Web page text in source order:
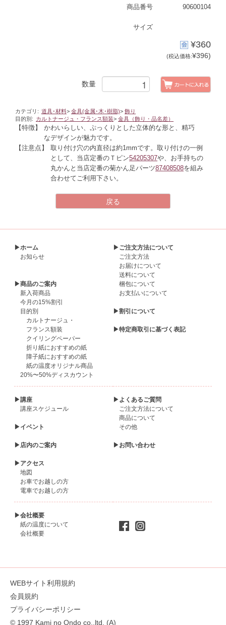
90600104
商品番号
サイズ
¥360
(税込価格:¥396)
数量
カテゴリ: 道具･材料> 金具(金属･木･樹脂)> 飾り
目的別: カルトナージュ・フランス額装> 金具（飾り・品名差）
【特徴】
かわいらしい、ぷっくりとした立体的な形と、精巧
なデザインが魅力です。
【注意点】
取り付け穴の内直径は約1mmです。取り付けの一例
として、当店定番のＴピン54205307や、お手持ちの
丸かんと当店定番の菊かん足パーツ87408508を組み
合わせてご利用下さい。
▶ホーム
お知らせ
▶商品のご案内
新入荷商品
今月の15%割引
目的別
カルトナージュ・
フランス額装
クイリングペーパー
折り紙におすすめの紙
障子紙におすすめの紙
紙の温度オリジナル商品
20%〜50%ディスカウント
▶ご注文方法について
ご注文方法
お届けについて
送料について
梱包について
お支払いについて
▶割引について
▶特定商取引に基づく表記
▶講座
講座スケジュール
▶イベント
▶店内のご案内
▶アクセス
地図
お車でお越しの方
電車でお越しの方
▶よくあるご質問
ご注文方法について
商品について
その他
▶お問い合わせ
▶会社概要
紙の温度について
会社概要
WEBサイト利用規約
会員規約
プライバシーポリシー
© 1997 Kami no Ondo co.,ltd. (A)